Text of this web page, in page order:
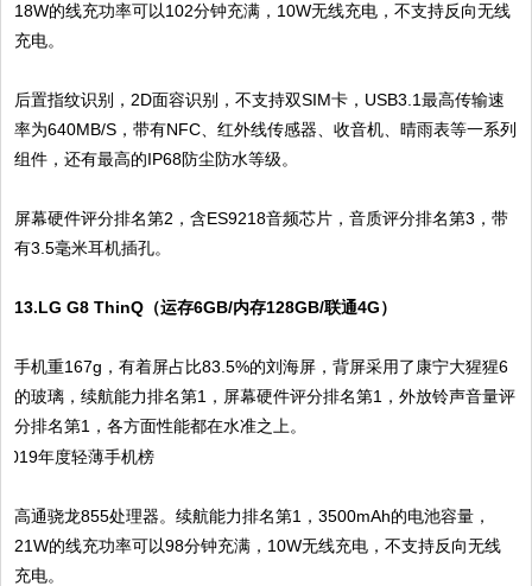
18W的线充功率可以102分钟充满，10W无线充电，不支持反向无线
充电。
后置指纹识别，2D面容识别，不支持双SIM卡，USB3.1最高传输速
率为640MB/S，带有NFC、红外线传感器、收音机、晴雨表等一系列
组件，还有最高的IP68防尘防水等级。
屏幕硬件评分排名第2，含ES9218音频芯片，音质评分排名第3，带
有3.5毫米耳机插孔。
13.LG G8 ThinQ（运存6GB/内存128GB/联通4G）
手机重167g，有着屏占比83.5%的刘海屏，背屏采用了康宁大猩猩6
的玻璃，续航能力排名第1，屏幕硬件评分排名第1，外放铃声音量评
分排名第1，各方面性能都在水准之上。
高通骁龙855处理器。续航能力排名第1，3500mAh的电池容量，
21W的线充功率可以98分钟充满，10W无线充电，不支持反向无线
充电。